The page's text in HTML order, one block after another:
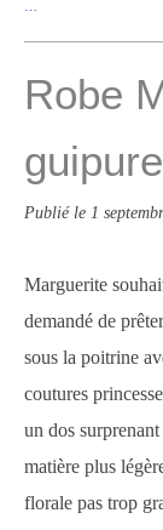
Robe
guipure
Publié le 1
Marguerite
demandé de
sous la poitrine
coutures
un dos
matière plus
florale pas trop